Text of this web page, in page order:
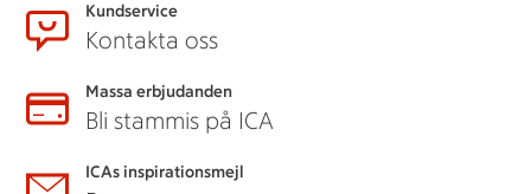
Kundservice
Kontakta oss
Massa erbjudanden
Bli stammis på ICA
ICAs inspirationsmejl